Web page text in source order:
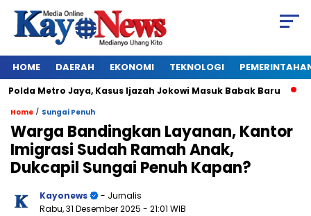
HOME DAERAH EKONOMI TEKNOLOGI
Metro Jaya, Kasus Ijazah Jokowi Masuk Babak Baru
Home / Sungai Penuh
Warga Bandingkan Layanan, Kantor
Imigrasi Sudah Ramah Anak,
Dukcapil Sungai Penuh Kapan?
Kayonews
- Jurnalis
Rabu, 31 Desember 2025 - 21:01 WIB